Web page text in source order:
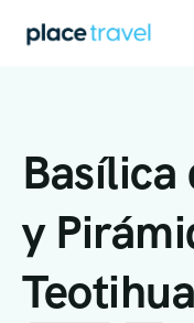
Basílica
y